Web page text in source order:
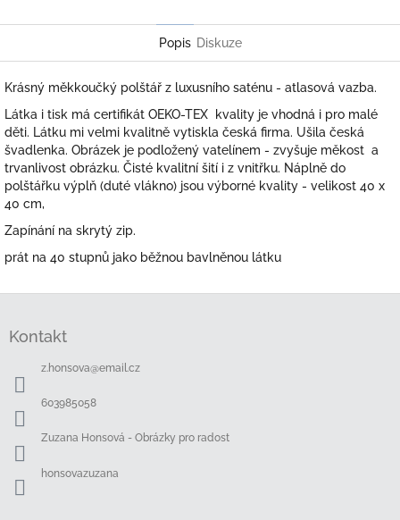
Popis Diskuze
Krásný měkkoučký polštář z luxusního saténu - atlasová vazba.
Látka i tisk má certifikát OEKO-TEX kvality je vhodná i pro malé
děti. Látku mi velmi kvalitně vytiskla česká firma. Ušila česká
švadlenka. Obrázek je podložený vatelínem - zvyšuje měkost a
trvanlivost obrázku. Čisté kvalitní šití i z vnitřku. Náplně do
polštářku výplň (duté vlákno) jsou výborné kvality - velikost 40 x
40 cm,
Zapínání na skrytý zip.
prát na 40 stupnů jako běžnou bavlněnou látku
Kontakt
z.honsova@email.cz
603985058
Zuzana Honsová - Obrázky pro radost
honsovazuzana